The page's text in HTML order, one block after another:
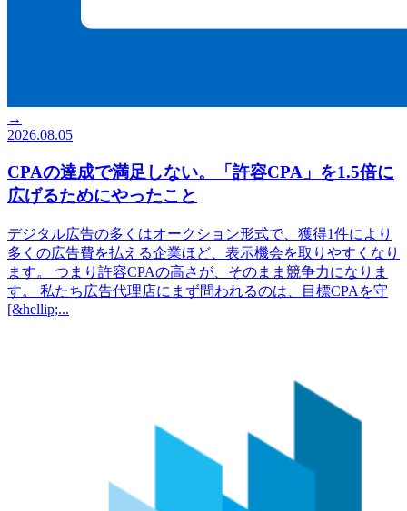
→
2026.08.05
CPAの達成で満足しない。「許容CPA」を1.5倍に
広げるためにやったこと
デジタル広告の多くはオークション形式で、獲得1件により
多くの広告費を払える企業ほど、表示機会を取りやすくなり
ます。 つまり許容CPAの高さが、そのまま競争力になりま
す。 私たち広告代理店にまず問われるのは、目標CPAを守
[&hellip;...